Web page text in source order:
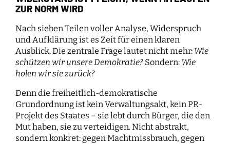
ZUR NORM WIRD
Nach sieben Teilen voller Analyse, Widerspruch
und Aufklärung ist es Zeit für einen klaren
Ausblick. Die zentrale Frage lautet nicht mehr: Wie
schützen wir unsere Demokratie? Sondern: Wie
holen wir sie zurück?
Denn die freiheitlich-demokratische
Grundordnung ist kein Verwaltungsakt, kein PR-
Projekt des Staates – sie lebt durch Bürger, die den
Mut haben, sie zu verteidigen. Nicht abstrakt,
sondern konkret: gegen Machtmissbrauch, gegen